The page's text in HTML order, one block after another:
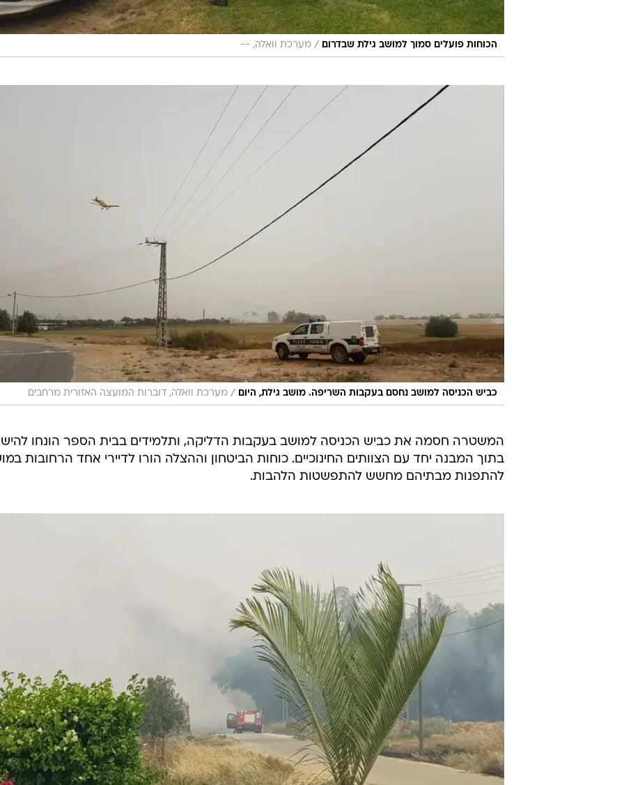
הכוחות פועלים סמוך למושב גילת שבדרום / מערכת וואלה, --
כביש הכניסה למושב נחסם בעקבות השריפה. מושב גילת, היום / מערכת וואלה, דוברות המועצה האזורית מרחבים
המשטרה חסמה את כביש הכניסה למושב בעקבות הדליקה, ותלמידים בבית הספר הונחו
בתוך המבנה יחד עם הצוותים החינוכיים. כוחות הביטחון וההצלה הורו לדיירי אחד הרחובות
להתפנות מבתיהם מחשש להתפשטות הלהבות.